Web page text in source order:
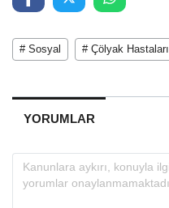
# Sosyal # Çölyak Hastaları
YORUMLAR